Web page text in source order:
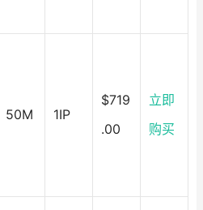
50M 1IP
$719
.00
立即
购买